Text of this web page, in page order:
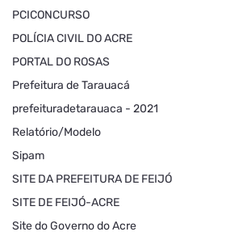
PCICONCURSO
POLÍCIA CIVIL DO ACRE
PORTAL DO ROSAS
Prefeitura de Tarauacá
prefeituradetarauaca - 2021
Relatório/Modelo
Sipam
SITE DA PREFEITURA DE FEIJÓ
SITE DE FEIJÓ-ACRE
Site do Governo do Acre